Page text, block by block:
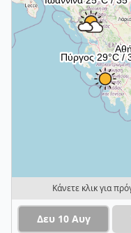
Κάνετε κλικ για
Δευ 10 Αυγ